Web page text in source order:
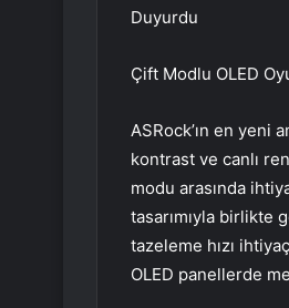
Duyurdu
Çift Modlu OLED
ASRock’ın en yeni
kontrast ve canlı
modu arasında
tasarımıyla birlikte
tazeleme hızı
OLED panellerde